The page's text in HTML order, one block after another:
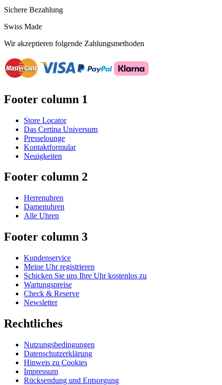
Sichere Bezahlung
Swiss Made
Wir akzeptieren folgende Zahlungsmethoden
Footer column 1
Store Locator
Das Certina Universum
Presselounge
Kontaktformular
Neuigkeiten
Footer column 2
Herrenuhren
Damenuhren
Alle Uhren
Footer column 3
Kundenservice
Meine Uhr registrieren
Schicken Sie uns Ihre Uhr kostenlos zu
Wartungspreise
Check & Reserve
Newsletter
Rechtliches
Nutzungsbedingungen
Datenschutzerklärung
Hinweis zu Cookies
Impressum
Rücksendung und Entsorgung